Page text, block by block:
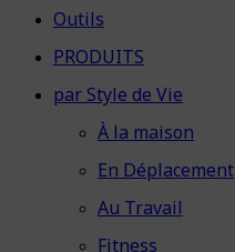
Outils
PRODUITS
par Style de Vie
À la maison
En Déplacement
Au Travail